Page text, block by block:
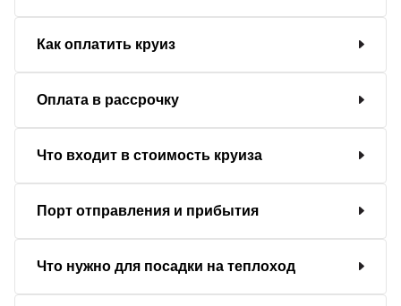
Как оплатить круиз
Оплата в рассрочку
Что входит в стоимость круиза
Порт отправления и прибытия
Что нужно для посадки на теплоход